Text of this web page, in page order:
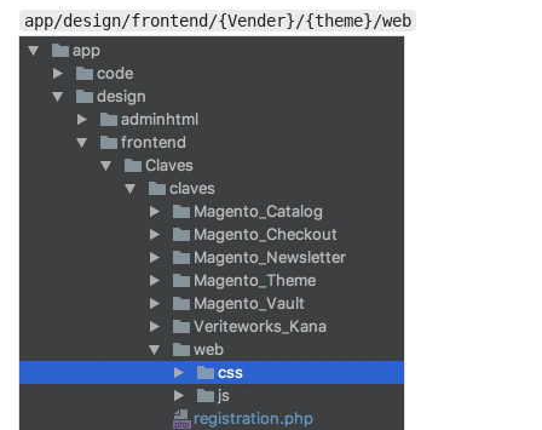
app/design/frontend/{Vender}/{theme}/web